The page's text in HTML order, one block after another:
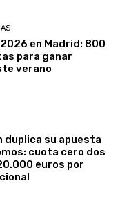
en Madrid: 800
para ganar
verano
duplica su apuesta
cuota cero dos
euros por